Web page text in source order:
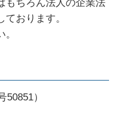
もちろん法人の企業法
おります。
）